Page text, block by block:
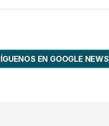
EN GOOGLE NEWS